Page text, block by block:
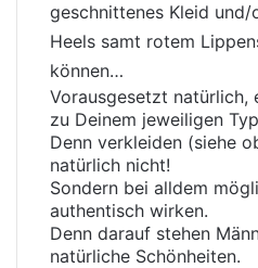
geschnittenes Kleid und/
Heels samt rotem
können…
Vorausgesetzt natürlich,
zu Deinem jeweiligen
Denn verkleiden (siehe
natürlich nicht!
Sondern bei alldem
authentisch wirken.
Denn darauf stehen
natürliche Schönheiten.